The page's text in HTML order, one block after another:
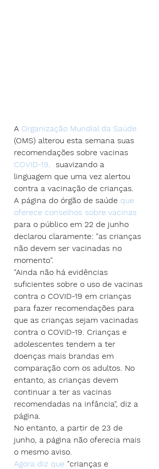
A Organização Mundial da Saúde
(OMS) alterou esta semana suas
recomendações sobre vacinas
COVID-19,
  suavizando a
linguagem que uma vez alertou
contra a vacinação de crianças.
A página do órgão de saúde que
oferece conselhos sobre vacinas
para o público em 22 de junho
declarou claramente: "as crianças
não devem ser vacinadas no
momento".
"Ainda não há evidências
suficientes sobre o uso de vacinas
contra o COVID-19 em crianças
para fazer recomendações para
que as crianças sejam vacinadas
contra o COVID-19. Crianças e
adolescentes tendem a ter
doenças mais brandas em
comparação com os adultos. No
entanto, as crianças devem
continuar a ter as vacinas
recomendadas na infância", diz a
página.
No entanto, a partir de 23 de
junho, a página não oferecia mais
o mesmo aviso.
Agora diz que "crianças e